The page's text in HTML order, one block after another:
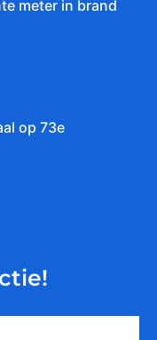
meter in brand
op 73e